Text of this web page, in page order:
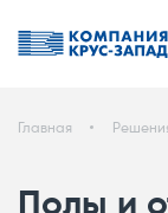
Главная
Полы и